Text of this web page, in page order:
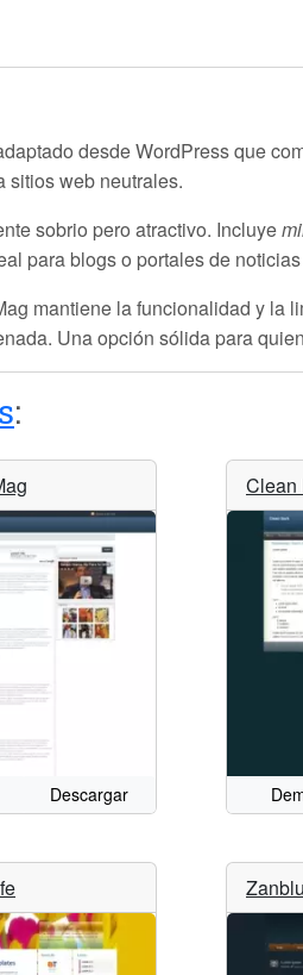
desde WordPress que
sitios web neutrales.
sobrio pero atractivo. Incluye
para blogs o portales de
mantiene la funcionalidad y la
Una opción sólida para
:
Descargar
Clean